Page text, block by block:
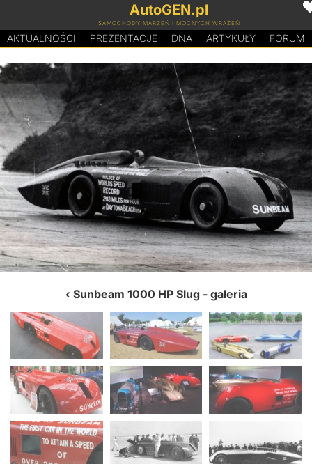
AutoGEN.pl
SAMOCHODY MARZEŃ I MOCNYCH WRAŻEŃ
AKTUALNOŚCI PREZENTACJE DNA ARTYKUŁY FORUM
Sunbeam 1000 HP Slug - galeria